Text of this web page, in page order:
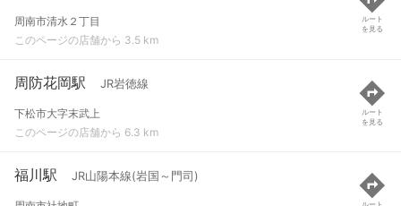
周南市清水２丁目
このページの店舗から 3.5 km
ルート
を見る
周防花岡駅 JR岩徳線
下松市大字末武上
このページの店舗から 6.3 km
ルート
を見る
福川駅 JR山陽本線(岩国～門司)